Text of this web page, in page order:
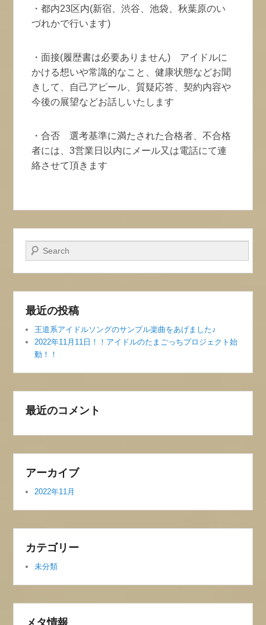
・都内23区内(新宿、渋谷、池袋、秋葉原のい
づれかで行います)
・面接(履歴書は必要ありません) アイドルに
かける想いや常識的なこと、健康状態などお聞
きして、自己アピール、質疑応答、契約内容や
今後の展望などお話しいたします
・合否 選考基準に満たされた合格者、不合格
者には、3営業日以内にメール又は電話にて連
絡させて頂きます
検索
最近の投稿
王道系アイドルソングのサンプル楽曲をあげました♪
2022年11月11日！！アイドルのたまごっちプロジェクト始
動！！
最近のコメント
アーカイブ
2022年11月
カテゴリー
未分類